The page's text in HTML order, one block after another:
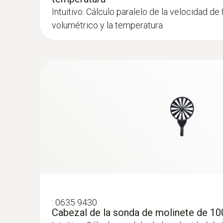
Intuitivo: Cálculo paralelo de la velocidad de
volumétrico y la temperatura
: 0635 9430
Cabezal de la sonda de molinete de